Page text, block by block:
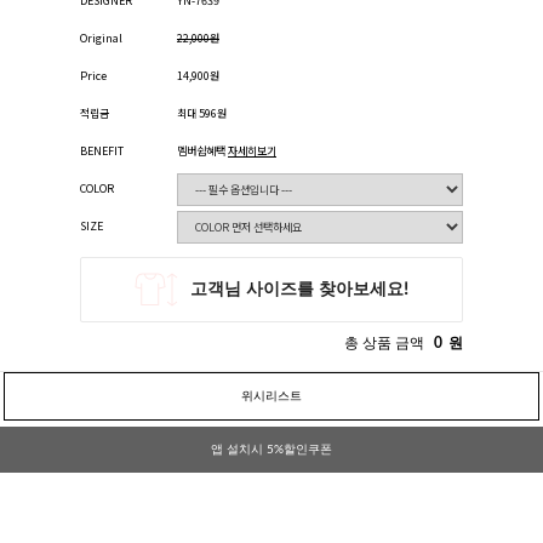
Original 22,000원
Price 14,900원
적립금 최대 596원
BENEFIT 멤버쉽혜택자세히보기
COLOR
SIZE
총 상품 금액 0 원
위시리스트
앱 설치시 5%할인쿠폰